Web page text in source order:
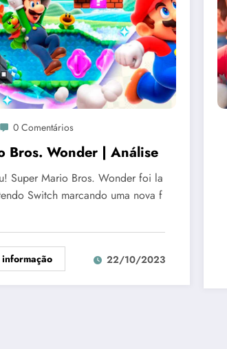
0 Comentários
Bros. Wonder | Análise
Super Mario Bros. Wonder foi la
Switch marcando uma nova f
informação 22/10/2023